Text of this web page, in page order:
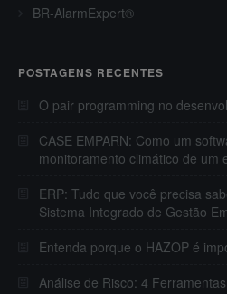
BR-AlarmExpert®
POSTAGENS RECENTES
O pair programming no
CASE EMPARN: Como um
monitoramento climático de um
ERP: Tudo que você precisa
Sistema Integrado de Gestão
Entenda porque o HAZOP é
Análise de Risco: 4